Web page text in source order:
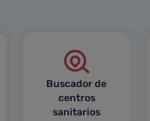
Buscador de
centros
sanitarios